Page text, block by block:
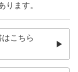
ります。
こちら